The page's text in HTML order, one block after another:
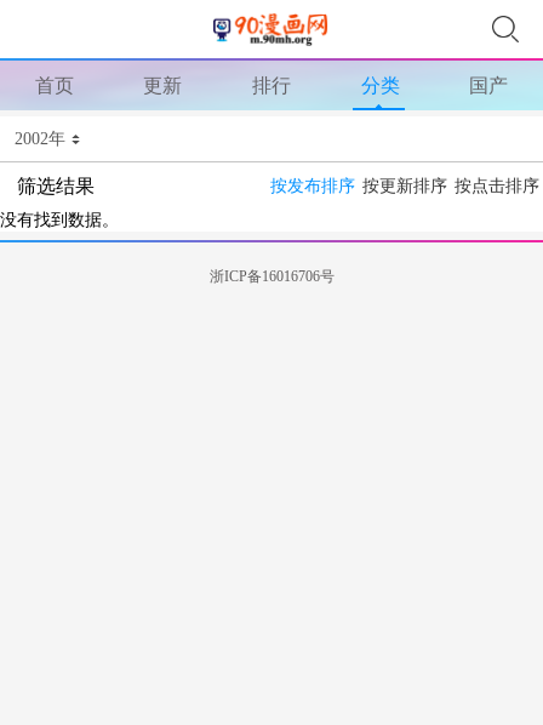
首页 更新 排行 分类 国产
2002年
筛选结果 按发布排序 按更新排序 按点击排序
没有找到数据。
浙ICP备16016706号